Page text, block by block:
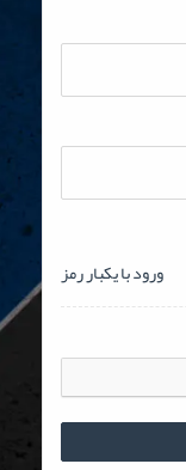
ورود با یکبار رمز